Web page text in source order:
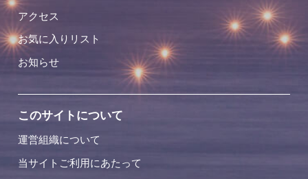
アクセス
お気に入りリスト
お知らせ
このサイトについて
運営組織について
当サイトご利用にあたって